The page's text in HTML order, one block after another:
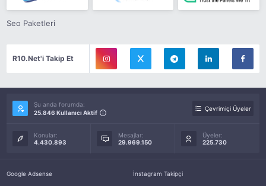
Seo Paketleri
R10.Net'i Takip Et
Şu anda forumda:
25.846 Kullanıcı Aktif
Çevrimiçi Üyeler
Konular:
4.430.893
Mesajlar:
29.969.150
Üyeler:
225.730
Google Adsense İnstagram Takipçi